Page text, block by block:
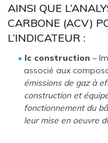
AINSI QUE
CARBONE (ACV)
L’INDICATEUR :
Ic construction –
associé aux
émissions de gaz à
construction et
fonctionnement du
leur mise en oeuvre